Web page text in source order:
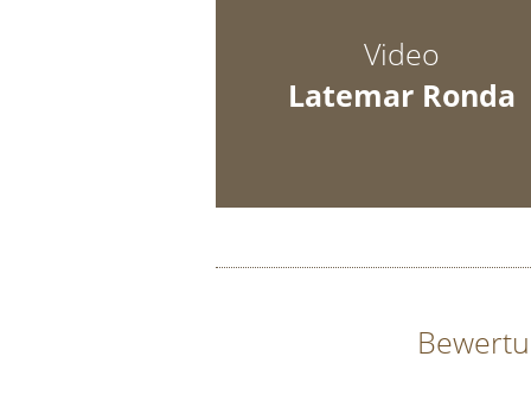
Video
Latemar Ronda